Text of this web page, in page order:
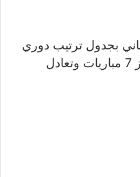
بجدول ترتيب دوري
روشن برصيد 22 نقاط بعدما فاز 7 مباريات وتعادل